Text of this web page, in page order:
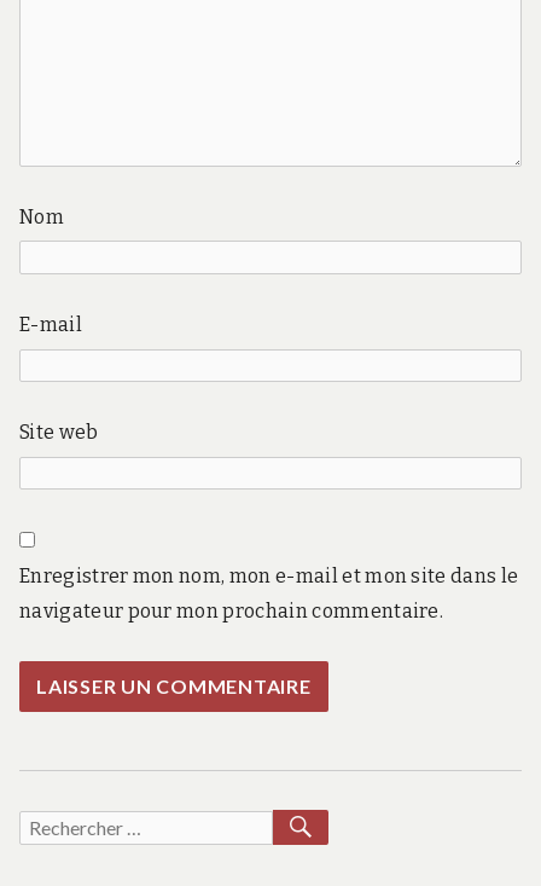
Nom
E-mail
Site web
Enregistrer mon nom, mon e-mail et mon site dans le
navigateur pour mon prochain commentaire.
Recherche